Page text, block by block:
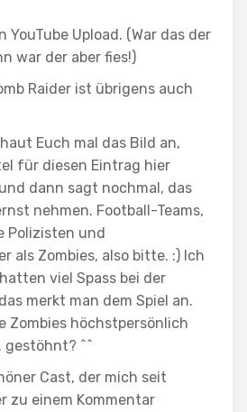
YouTube Upload. (War das der
war der aber fies!)
Raider ist übrigens auch
Euch mal das Bild an,
für diesen Eintrag hier
dann sagt nochmal, das
nehmen. Football-Teams,
Polizisten und
als Zombies, also bitte. :) Ich
viel Spass bei der
merkt man dem Spiel an.
Zombies höchstpersönlich
gestöhnt? ^^
Cast, der mich seit
zu einem Kommentar